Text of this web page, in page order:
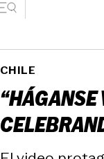
CHILE
“HÁGANSE